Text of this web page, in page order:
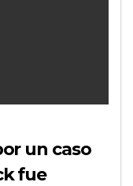
un caso
fue